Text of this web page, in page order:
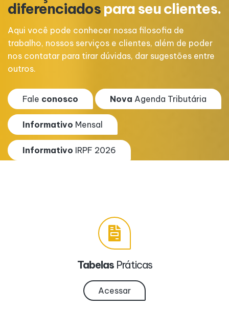
diferenciados para seu clientes.
Aqui você pode conhecer nossa filosofia de
trabalho, nossos serviços e clientes, além de poder
nos contatar para tirar dúvidas, dar sugestões entre
outros.
Fale conosco Nova Agenda Tributária
Informativo Mensal
Informativo IRPF 2026
Tabelas Práticas
Acessar